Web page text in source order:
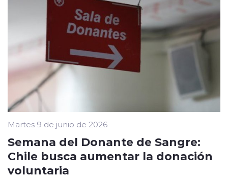
Martes 9 de junio de 2026
Semana del Donante de Sangre:
Chile busca aumentar la donación
voluntaria